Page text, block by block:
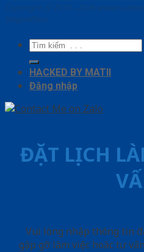
Copyright ⓒ 2010 – 2026
SaigonDoor
Tìm
kiếm:
HACKED BY MATII
Đăng nhập
ĐẶT LỊCH
Vui lòng nhập thông tin
gặp gỡ làm việc hoăc tư